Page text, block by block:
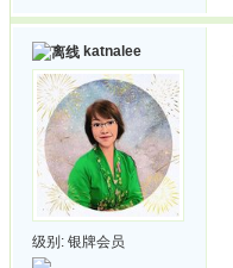
katnalee
级别: 银牌会员